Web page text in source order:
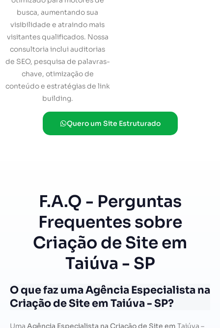
busca, aumentando sua
visibilidade e atraindo mais
visitantes qualificados. Nossa
consultoria inclui auditorias
de SEO, pesquisa de palavras-
chave, otimização de
conteúdo e estratégias de link
building.
Quero um Site Estruturado
F.A.Q - Perguntas
Frequentes sobre
Criação de Site em
Taiúva - SP
O que faz uma Agência Especialista na
Criação de Site em Taiúva - SP?
Uma Agência Especialista na Criação de Site em Taiúva –